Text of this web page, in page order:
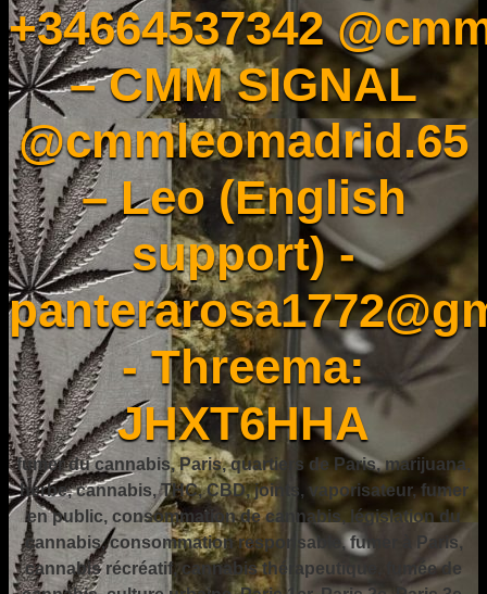
+34664537342
– CMM SIGNAL
@cmmleomadrid.65
– Leo (English
support) -
- Threema:
JHXT6HHA
fumer du cannabis, Paris, quartiers de Paris, marijuana,
herbe, cannabis, THC, CBD, joints, vaporisateur, fumer
en public, consommation de cannabis, législation du
cannabis, consommation responsable, fumer à Paris,
cannabis récréatif, cannabis thérapeutique, fumée de